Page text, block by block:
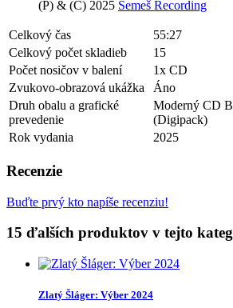
(P) & (C) 2025 Semeš Recording
Celkový čas
55:27
Celkový počet skladieb
15
Počet nosičov v balení
1x CD
Zvukovo-obrazová ukážka
Áno
Druh obalu a grafické
prevedenie
Moderný CD
(Digipack)
Rok vydania
2025
Recenzie
Buďte prvý kto napíše recenziu!
15 ďalších produktov v tejto
Zlatý Šláger: Výber 2024